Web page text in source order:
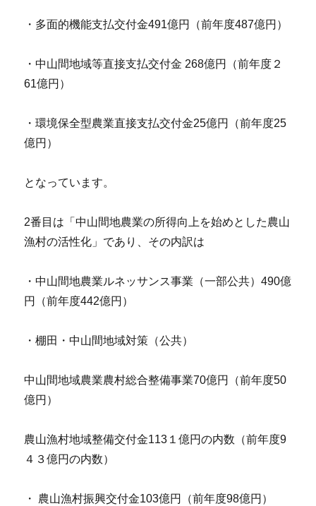
・多面的機能支払交付金491億円（前年度487億円）
・中山間地域等直接支払交付金 268億円（前年度２
61億円）
・環境保全型農業直接支払交付金25億円（前年度25
億円）
となっています。
2番目は「中山間地農業の所得向上を始めとした農山
漁村の活性化」であり、その内訳は
・中山間地農業ルネッサンス事業（一部公共）490億
円（前年度442億円）
・棚田・中山間地域対策（公共）
中山間地域農業農村総合整備事業70億円（前年度50
億円）
農山漁村地域整備交付金113１億円の内数（前年度9
４３億円の内数）
・ 農山漁村振興交付金103億円（前年度98億円）